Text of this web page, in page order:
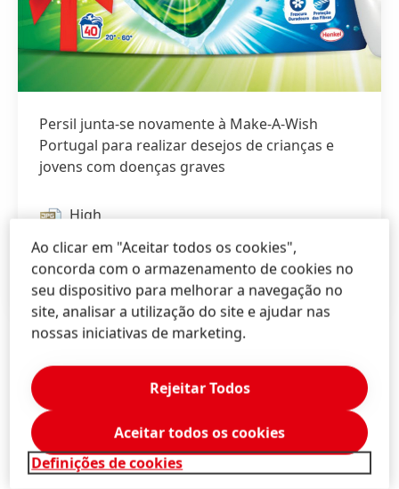
Persil junta-se novamente à Make-A-Wish
Portugal para realizar desejos de crianças e
jovens com doenças graves
High
Low
Add to My Content
Gerson
Media Consulting
+351 912 293 131
andre.gerson@mediaconsulting.pt
Ao clicar em "Aceitar todos os cookies",
concorda com o armazenamento de cookies no
seu dispositivo para melhorar a navegação no
site, analisar a utilização do site e ajudar nas
nossas iniciativas de marketing.
Definições de cookies
Rejeitar Todos
Aceitar todos os cookies